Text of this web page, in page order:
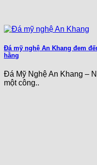
Đá mỹ nghệ An Khang đem
hằng
Đá Mỹ Nghệ An Khang –
một công..